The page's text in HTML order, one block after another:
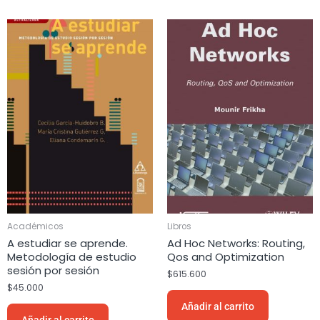
Química (3)
Redes Informáticas
Religión (4)
Salud y Bienestar
Sociología
Tecnología (7)
Terapia Ocupacional
Académicos
A estudiar se aprende.
Metodología de estudio
sesión por sesión
$45.000
Libros
Ad Hoc Networks: Routing,
Qos and Optimization
$615.600
Añadir al carrito